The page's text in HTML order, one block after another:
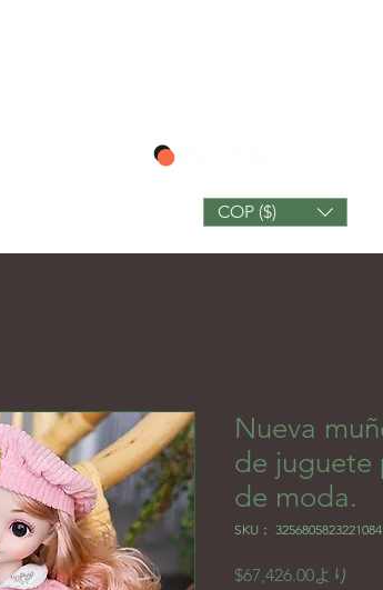
COP ($)
Nueva
de juguete
de moda.
SKU： 3256805823221084
$67,426.00より